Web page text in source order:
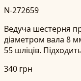
N-272659
Ведуча шестерня
діаметром вала 8
55 шліців.
340 грн